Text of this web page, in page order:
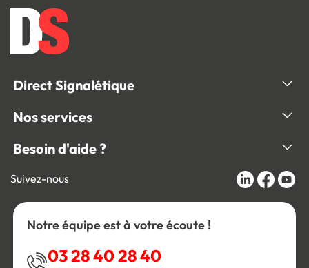
Direct Signalétique
Nos services
Besoin d'aide ?
Suivez-nous
Notre équipe est à votre écoute !
03 28 40 28 40